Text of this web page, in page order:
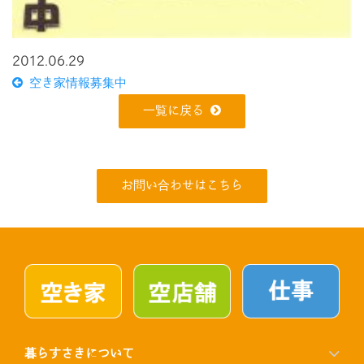
2012.06.29
空き家情報募集中
一覧に戻る
お問い合わせはこちら
暮らすさきについて